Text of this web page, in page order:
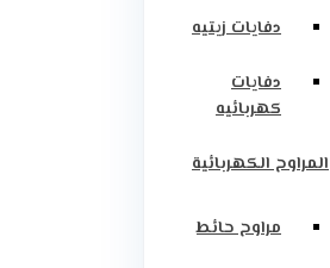
دفايات زيتيه
دفايات
كهربائيه
المراوح الكهربائية
مراوح حائط